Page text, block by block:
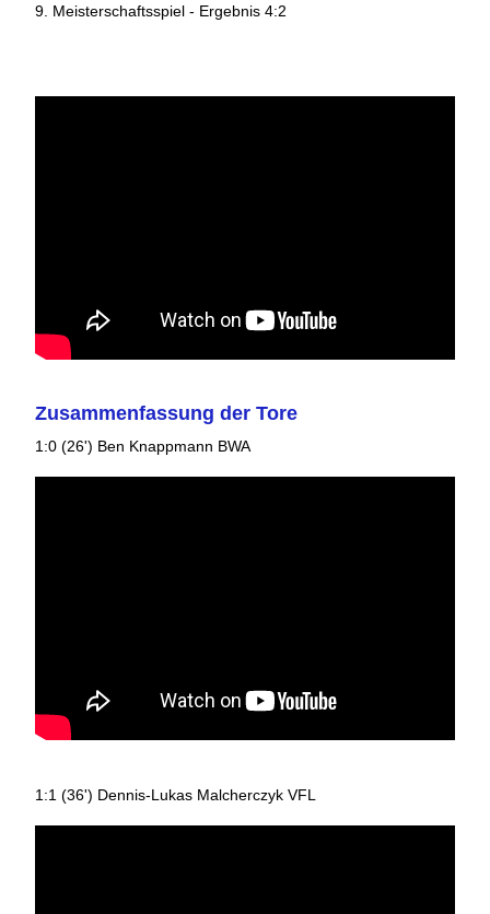
9. Meisterschaftsspiel - Ergebnis 4:2
Zusammenfassung der Tore
1:0 (26') Ben Knappmann BWA
1:1 (36') Dennis-Lukas Malcherczyk VFL